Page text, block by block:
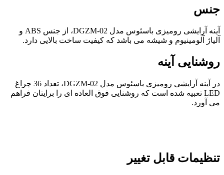
جنس
آینه آرایشی رومیزی باسئوس مدل DGZM-02، از جنس ABS و
آلیاژ آلومینیوم و شیشه می باشد که کیفیت ساخت بالایی دارد.
روشنایی آینه
در آینه آرایشی رومیزی باسئوس مدل DGZM-02، تعداد 36 چراغ
LED تعبیه شده است که روشنایی فوق العاده ای را برایتان فراهم
می آورد.
تنظیمات قابل تغییر